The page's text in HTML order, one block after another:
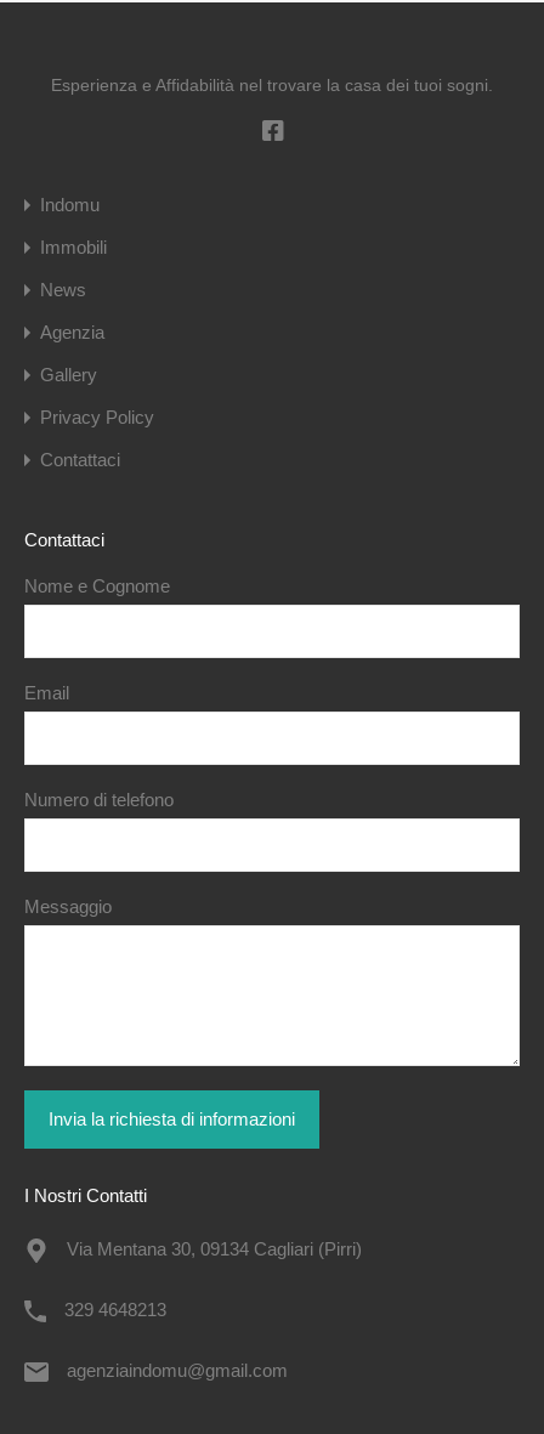
Esperienza e Affidabilità nel trovare la casa dei tuoi sogni.
Indomu
Immobili
News
Agenzia
Gallery
Privacy Policy
Contattaci
Contattaci
Nome e Cognome
Email
Numero di telefono
Messaggio
I Nostri Contatti
Via Mentana 30, 09134 Cagliari (Pirri)
329 4648213
agenziaindomu@gmail.com